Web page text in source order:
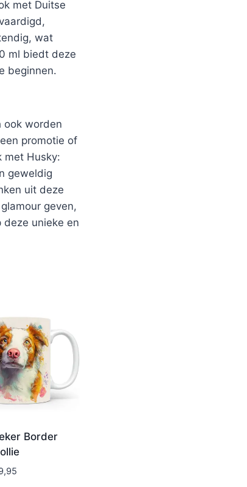
met Duitse
wat
ml biedt deze
beginnen.
ook worden
promotie of
met Husky:
geweldig
uit deze
geven,
unieke en
Border